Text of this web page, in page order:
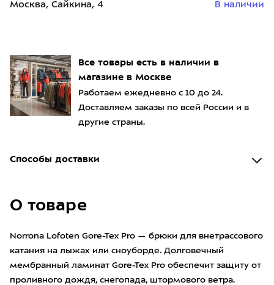
Все товары есть в наличии в
магазине в Москве
Работаем ежедневно с 10 до 24.
Доставляем заказы по всей России и в
другие страны.
Способы доставки
О товаре
Norrona Lofoten Gore-Tex Pro — брюки для внетрассового
катания на лыжах или сноуборде. Долговечный
мембранный ламинат Gore-Tex Pro обеспечит защиту от
проливного дождя, снегопада, штормового ветра.
Москва, Сайкина, 4 В наличии